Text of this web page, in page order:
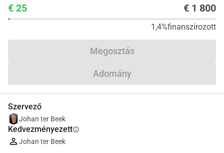
€ 25 € 1 800
1,4%finanszírozott
Megosztás
Adomány
Szervező
Johan ter Beek
Kedvezményezettinfo
Johan ter Beek